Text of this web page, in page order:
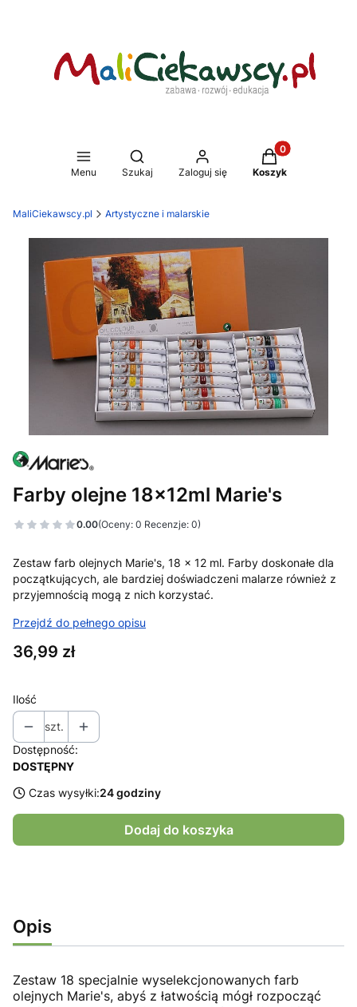
Menu
Otwórz wyszukiwarkę
Szukaj Zaloguj się
Produkty w
Koszyk
MaliCiekawscy.pl Artystyczne i malarskie
Farby olejne 18x12ml Marie's
0.00(Oceny: 0 Recenzje: 0)
Zestaw farb olejnych Marie's, 18 x 12 ml. Farby doskonałe dla
początkujących, ale bardziej doświadczeni malarze również z
przyjemnością mogą z nich korzystać.
Przejdź do pełnego opisu
Cena
36,99 zł
Ilość
szt.
Dostępność:
DOSTĘPNY
Czas wysyłki:24 godziny
Dodaj do koszyka
Opis
Zestaw 18 specjalnie wyselekcjonowanych farb
olejnych Marie's, abyś z łatwością mógł rozpocząć